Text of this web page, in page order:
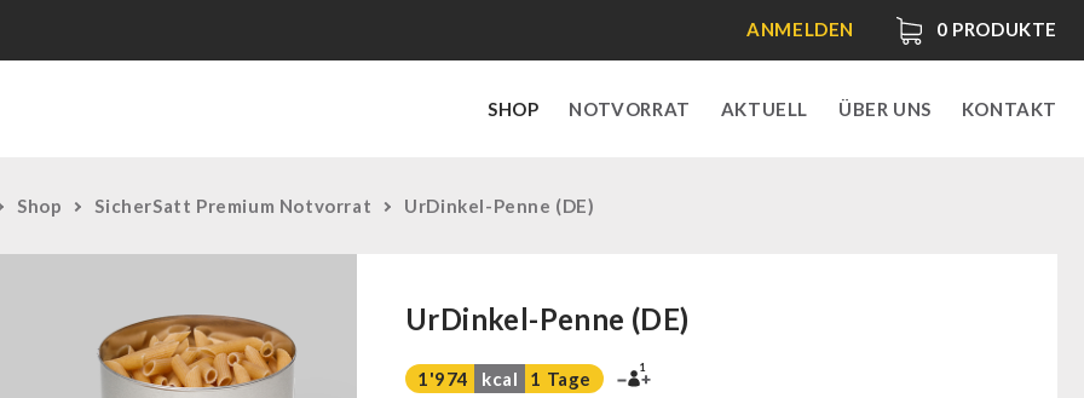
0 PRODUKTE
ANMELDEN
SHOP NOTVORRAT AKTUELL ÜBER UNS KONTAKT
Shop SicherSatt Premium Notvorrat UrDinkel-Penne (DE)
UrDinkel-Penne (DE)
1'974 kcal 1 Tage
1